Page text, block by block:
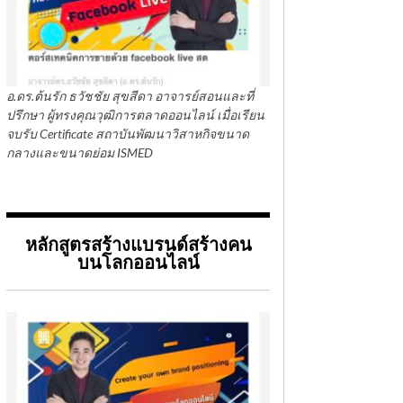
อ.ดร.ต้นรัก ธวัชชัย สุขสีดา อาจารย์สอนและที่
ปรึกษา ผู้ทรงคุณวุฒิการตลาดออนไลน์ เมื่อเรียน
จบรับ Certificate สถาบันพัฒนาวิสาหกิจขนาด
กลางและขนาดย่อม ISMED
หลักสูตรสร้างแบรนด์สร้างคน
บนโลกออนไลน์